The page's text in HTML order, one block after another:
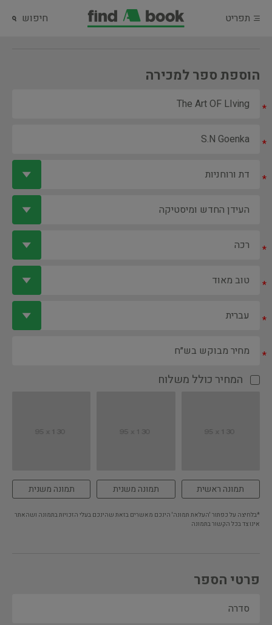
תפריט חיפוש
הוספת ספר למכירה
*
*
*
*
*
*
*
המחיר כולל משלוח
תמונה ראשית תמונה משנית תמונה משנית
*בלחיצה על כפתור 'העלאת תמונה' הינכם מאשרים בזאת שהינכם בעלי הזכויות בתמונה ושהאתר
אינו צד בכל הקשור בתמונה
פרטי הספר